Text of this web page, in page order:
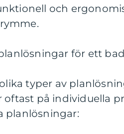
och
för ett
typer av
oftast på individuella
planlösningar: